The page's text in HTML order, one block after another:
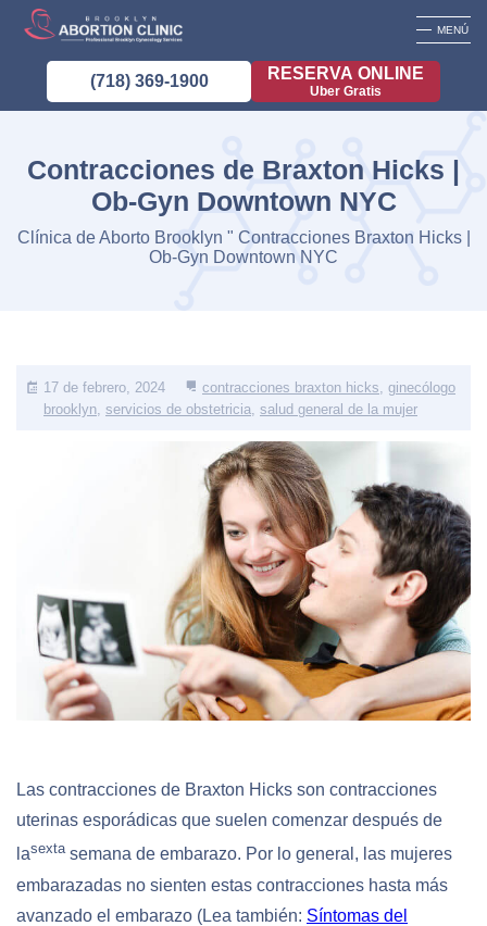
MENÚ
(718) 369-1900 RESERVA ONLINE
Uber Gratis
Contracciones de Braxton Hicks |
Ob-Gyn Downtown NYC
Clínica de Aborto Brooklyn " Contracciones Braxton Hicks |
Ob-Gyn Downtown NYC
17 de febrero, 2024 contracciones braxton hicks, ginecólogo
brooklyn, servicios de obstetricia, salud general de la mujer
Las contracciones de Braxton Hicks son contracciones
uterinas esporádicas que suelen comenzar después de
lasextasemana de embarazo. Por lo general, las mujeres
embarazadas no sienten estas contracciones hasta más
avanzado el embarazo (Lea también: Síntomas del